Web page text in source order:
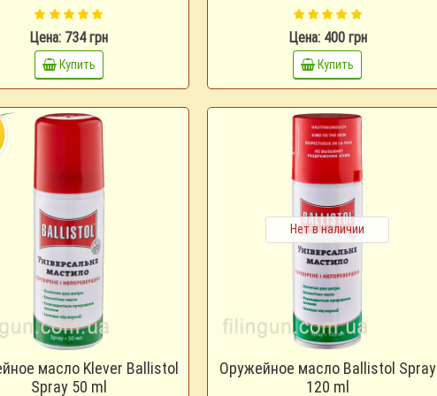
Цена: 734 грн
Купить
Цена: 400 грн
Купить
масло Klever Ballistol
Spray 50 ml
Нет в наличии
Оружейное масло Ballistol Spray
120 ml